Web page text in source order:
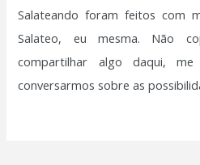
Salateando foram feitos com
Salateo, eu mesma. Não
compartilhar algo daqui,
conversarmos sobre as